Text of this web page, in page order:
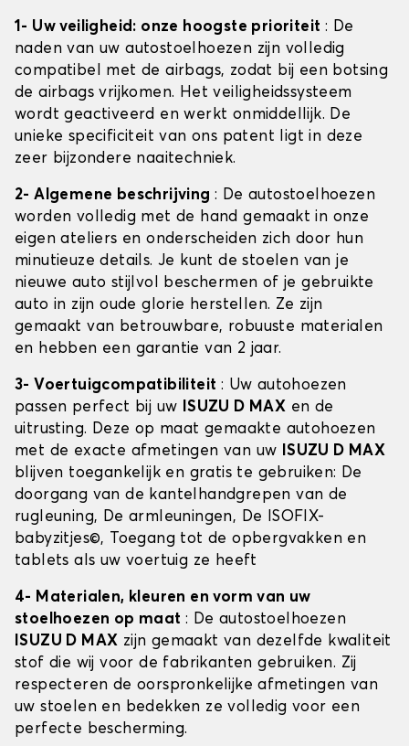
1- Uw veiligheid: onze hoogste prioriteit : De
naden van uw autostoelhoezen zijn volledig
compatibel met de airbags, zodat bij een botsing
de airbags vrijkomen. Het veiligheidssysteem
wordt geactiveerd en werkt onmiddellijk. De
unieke specificiteit van ons patent ligt in deze
zeer bijzondere naaitechniek.
2- Algemene beschrijving : De autostoelhoezen
worden volledig met de hand gemaakt in onze
eigen ateliers en onderscheiden zich door hun
minutieuze details. Je kunt de stoelen van je
nieuwe auto stijlvol beschermen of je gebruikte
auto in zijn oude glorie herstellen. Ze zijn
gemaakt van betrouwbare, robuuste materialen
en hebben een garantie van 2 jaar.
3- Voertuigcompatibiliteit : Uw autohoezen
passen perfect bij uw ISUZU D MAX en de
uitrusting. Deze op maat gemaakte autohoezen
met de exacte afmetingen van uw ISUZU D MAX
blijven toegankelijk en gratis te gebruiken: De
doorgang van de kantelhandgrepen van de
rugleuning, De armleuningen, De ISOFIX-
babyzitjes©, Toegang tot de opbergvakken en
tablets als uw voertuig ze heeft
4- Materialen, kleuren en vorm van uw
stoelhoezen op maat : De autostoelhoezen
ISUZU D MAX zijn gemaakt van dezelfde kwaliteit
stof die wij voor de fabrikanten gebruiken. Zij
respecteren de oorspronkelijke afmetingen van
uw stoelen en bedekken ze volledig voor een
perfecte bescherming.